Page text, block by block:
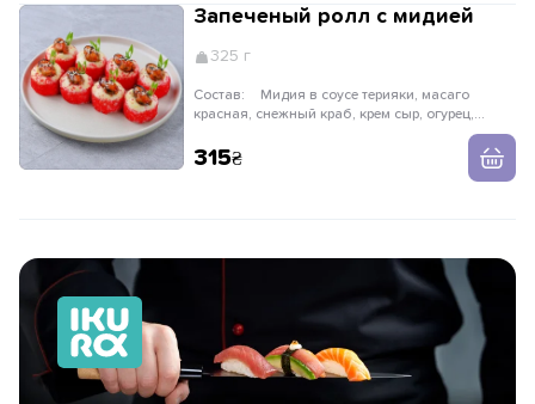
Запеченый ролл с мидией
325 г
Состав:
красная, снежный краб, крем сыр, огурец,
315